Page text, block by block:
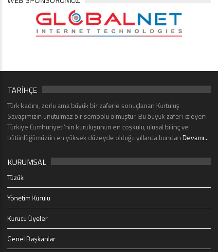
TARİHÇE
Türk kadını, zorlu ama büyük bir zaferle sonuçlanan Kurtuluş
Savaşımızın unutulmaz bir sembolü olmuştur. Bu büyük zaferi izleyen
Türkiye Cumhuriyeti’nin kuruluşunun en coşkulu, ulusal bilinç ve
bütünlüğümüzün en yüksek düzeyde olduğu yıllarda bundanDevamı...
KURUMSAL
Tüzük
Yönetim Kurulu
Kurucu Üyeler
Genel Başkanlar